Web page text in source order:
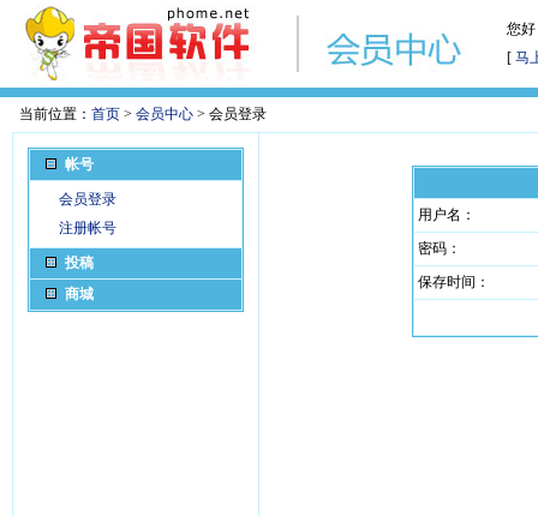
您
[ 马
当前位置： 首页 > 会员中心 > 会员登录
帐号
会员登录
注册帐号
投稿
商城
用户名：
密码：
保存时间：